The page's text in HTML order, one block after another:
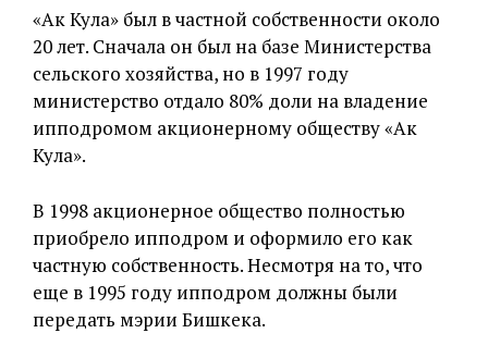
«Ак Кула» был в частной собственности около
20 лет. Сначала он был на базе Министерства
сельского хозяйства, но в 1997 году
министерство отдало 80% доли на владение
ипподромом акционерному обществу «Ак
Кула».
В 1998 акционерное общество полностью
приобрело ипподром и оформило его как
частную собственность. Несмотря на то, что
еще в 1995 году ипподром должны были
передать мэрии Бишкека.